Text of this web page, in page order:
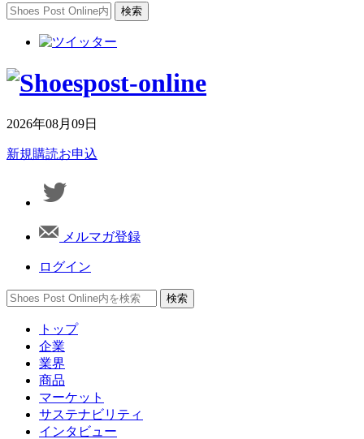
2026年08月09日
新規購読お申込
メルマガ登録
ログイン
トップ
企業
業界
商品
マーケット
サステナビリティ
インタビュー